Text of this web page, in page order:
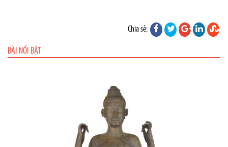
Chia sẻ:
BÀI NỔI BẬT